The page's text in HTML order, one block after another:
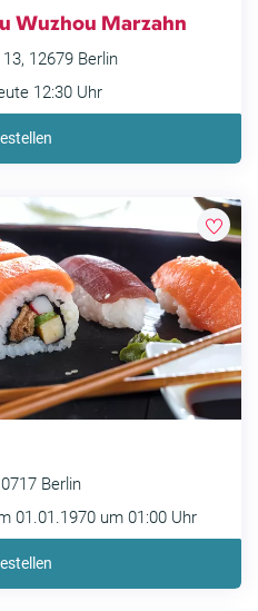
Wuzhou Marzahn
12679 Berlin
12:30 Uhr
Berlin
01.01.1970 um 01:00 Uhr